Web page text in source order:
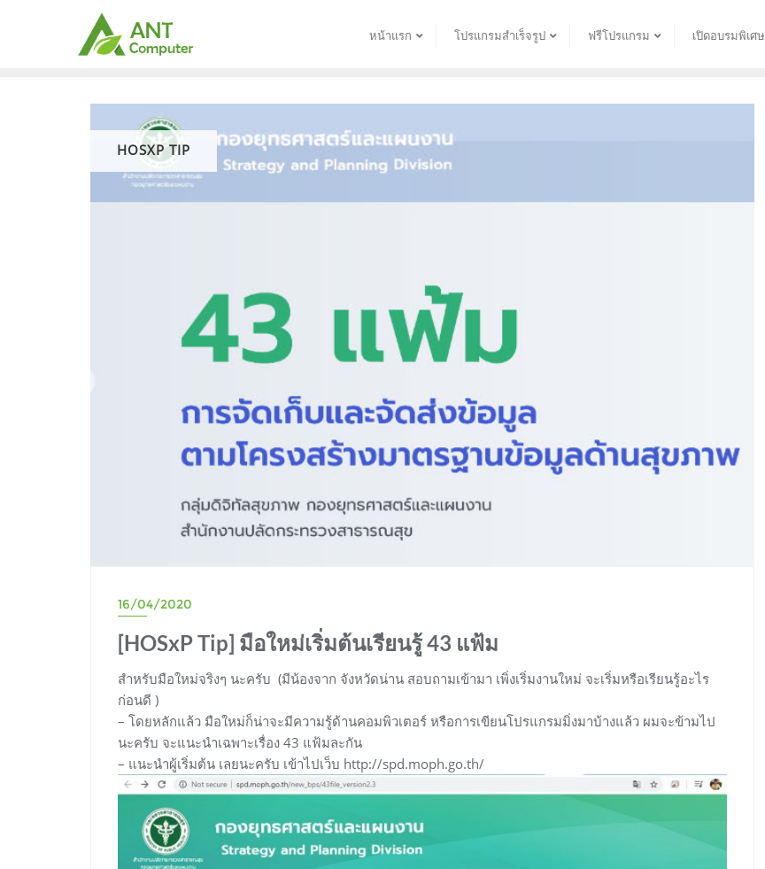
หน้าแรก โปรแกรมสำเร็จรูป ฟรีโปรแกรม เปิดอบรมพิเศษ
HOSXP TIP
16/04/2020
[HOSxP Tip] มือใหม่เริ่มต้นเรียนรู้ 43 แฟ้ม
สำหรับมือใหม่จริงๆ นะครับ (มีน้องจาก จังหวัดน่าน สอบถามเข้ามา เพิ่งเริ่มงานใหม่ จะเริ่มหรือเรียนรู้อะไร
ก่อนดี )
– โดยหลักแล้ว มือใหม่ก็น่าจะมีความรู้ด้านคอมพิวเตอร์ หรือการเขียนโปรแกรมมิ่งมาบ้างแล้ว ผมจะข้ามไป
นะครับ จะแนะนำเฉพาะเรื่อง 43 แฟ้มละกัน
– แนะนำผู้เริ่มต้น เลยนะครับ เข้าไปเว็บ http://spd.moph.go.th/